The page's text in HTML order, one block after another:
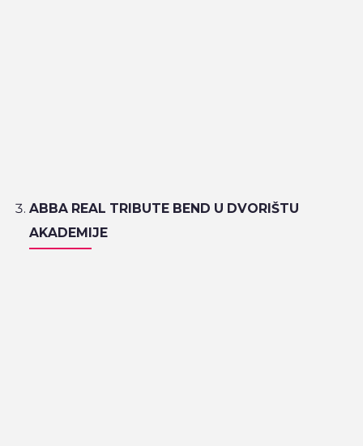
ABBA REAL TRIBUTE BEND U DVORIŠTU
AKADEMIJE